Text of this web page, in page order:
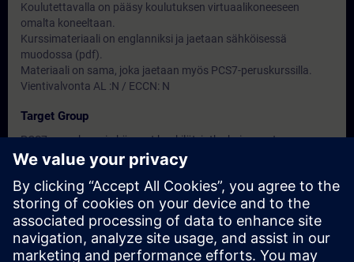
Koulutettavalla on pääsy koulutuksen virtuaalikoneeseen
omalta koneeltaan.
Kurssimateriaali on englanniksi ja jaetaan sähköisessä
muodossa (pdf).
Materiaali on sama, joka jaetaan myös PCS7-peruskurssilla.
Vientivalvonta AL :N / ECCN: N
Target Group
PCS7-peruskurssin käyneet henkilöt, jotka kaipaavat
syventävää PCS7 tietoutta kurssin aiheista
Dates And Registration
Currently, no events available